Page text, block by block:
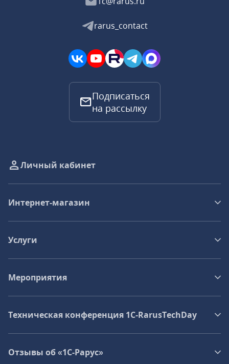
rarus_contact
Подписаться
на рассылку
Личный кабинет
Интернет-магазин
Услуги
Мероприятия
Техническая конференция 1C‑RarusTechDay
Отзывы об «1С-Рарус»